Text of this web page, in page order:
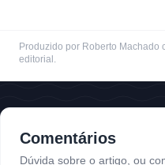
Produzido por Roberto Machado
editorial.
Comentários
Dúvida sobre o artigo, ou